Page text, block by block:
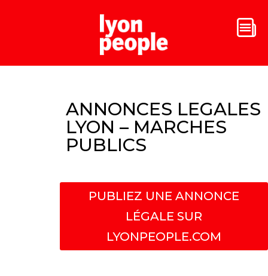
ANNONCES LEGALES
LYON – MARCHES
PUBLICS
PUBLIEZ UNE ANNONCE
LÉGALE SUR
LYONPEOPLE.COM